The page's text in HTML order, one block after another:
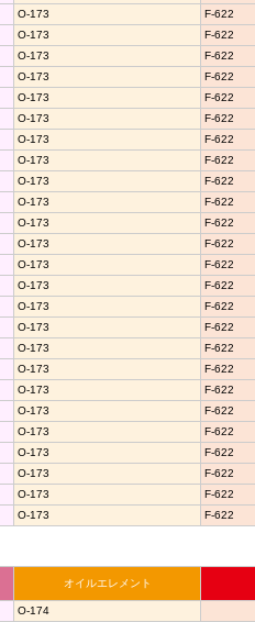
O-173 F-622
O-173 F-622
O-173 F-622
O-173 F-622
O-173
F-622
O-173
F-622
O-173
F-622
O-173
F-622
O-173
F-622
O-173
F-622
O-173 F-622
O-173 F-622
O-173 F-622
O-173 F-622
O-173 F-622
O-173 F-622
O-173 F-622
O-173 F-622
O-173 F-622
O-173
F-622
O-173
F-622
O-173 F-622
O-173 F-622
O-173 F-622
O-173 F-622
オイルエレメント
O-174